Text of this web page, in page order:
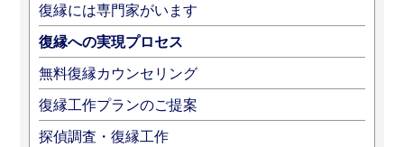
復縁には専門家がいます
復縁への実現プロセス
無料復縁カウンセリング
復縁工作プランのご提案
探偵調査・復縁工作